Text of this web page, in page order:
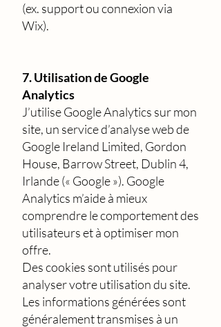
(ex. support ou connexion via
Wix).
7. Utilisation de Google
Analytics
J’utilise Google Analytics sur mon
site, un service d’analyse web de
Google Ireland Limited, Gordon
House, Barrow Street, Dublin 4,
Irlande (« Google »). Google
Analytics m’aide à mieux
comprendre le comportement des
utilisateurs et à optimiser mon
offre.
Des cookies sont utilisés pour
analyser votre utilisation du site.
Les informations générées sont
généralement transmises à un